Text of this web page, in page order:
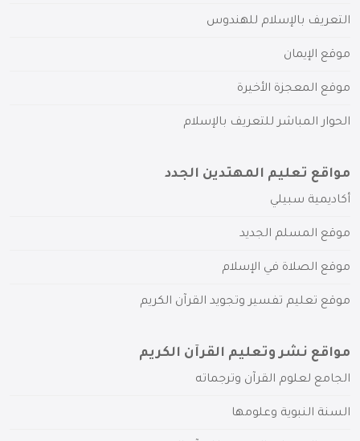
التعريف بالإسلام للهندوس
موقع الإيمان
موقع المعجزة الأخيرة
الحوار المباشر للتعريف بالإسلام
مواقع تعليم المهتدين الجدد
أكاديمية سبيلي
موقع المسلم الجديد
موقع الصلاة في الإسلام
موقع تعليم تفسير وتجويد القرآن الكريم
مواقع نشر وتعليم القرآن الكريم
الجامع لعلوم القرآن وترجماته
السنة النبوية وعلومها